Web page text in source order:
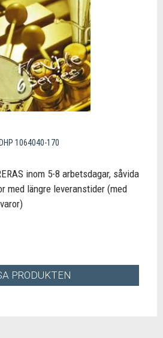
DHP 1064040-170
inom 5-8 arbetsdagar, såvida
med längre leveranstider (med
PRODUKTEN